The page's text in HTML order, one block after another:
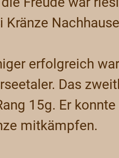
Kränze
erfolgreich
Das
15g. Er
mitkämpfen.